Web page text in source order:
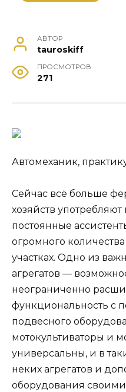
АВТОР
tauroskiff
ПРОСМОТРОВ
271
Автомеханик,
Сейчас всё больше
хозяйств
постоянные
огромного
участках. Одно из
агрегатов —
неограниченно
функциональность с
подвесного
мотокультиваторы и
универсальны, и в
неких агрегатов и
оборудования